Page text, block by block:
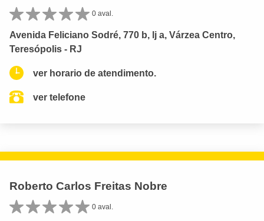
0 aval.
Avenida Feliciano Sodré, 770 b, lj a, Várzea Centro,
Teresópolis - RJ
ver horario de atendimento.
ver telefone
Roberto Carlos Freitas Nobre
0 aval.